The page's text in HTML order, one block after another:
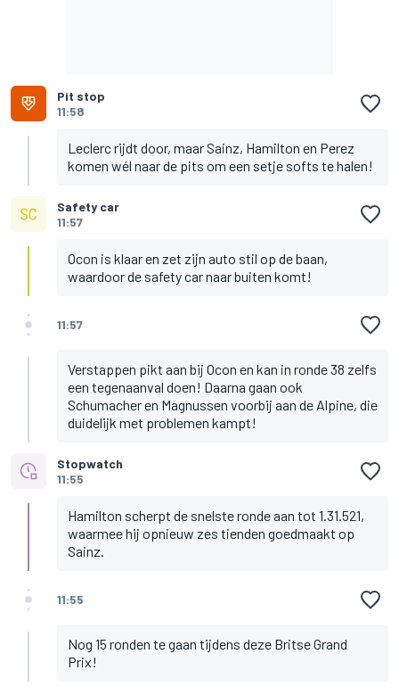
Pit stop
11:58
Leclerc rijdt door, maar Sainz, Hamilton en Perez
komen wél naar de pits om een setje softs te halen!
Safety car
11:57
Ocon is klaar en zet zijn auto stil op de baan,
waardoor de safety car naar buiten komt!
11:57
Verstappen pikt aan bij Ocon en kan in ronde 38 zelfs
een tegenaanval doen! Daarna gaan ook
Schumacher en Magnussen voorbij aan de Alpine, die
duidelijk met problemen kampt!
Stopwatch
11:55
Hamilton scherpt de snelste ronde aan tot 1.31.521,
waarmee hij opnieuw zes tienden goedmaakt op
Sainz.
11:55
Nog 15 ronden te gaan tijdens deze Britse Grand
Prix!